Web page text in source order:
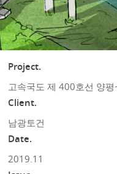
Project.
고속국도 제 400호선 양
Client.
남광토건
Date.
2019.11